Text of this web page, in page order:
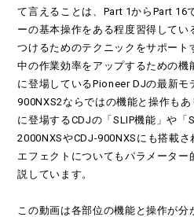
て言えることは、Part 1からPart 16
ーの基本操作をある程度習得してい
つけるためのテクニックをサポート
中の作業効率をアップするための
に登場しているPioneer DJの最新モ
900NXS2ならではの機能と操作も
に登場するCDJの「SLIP機能」や「
2000NXSやCDJ-900NXSにも搭載
エフェクトについてもパラメータ
説しています。
この動画は各部位の機能と操作が